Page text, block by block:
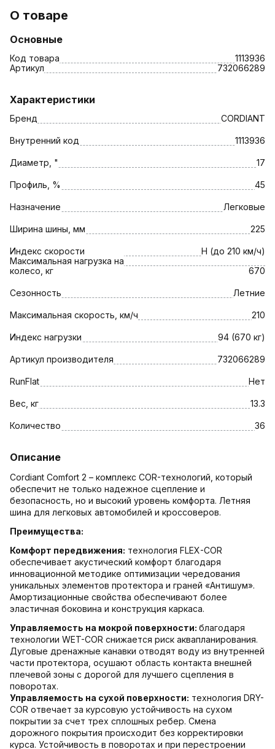
О товаре
Основные
Код товара
1113936
Артикул
732066289
Характеристики
Бренд CORDIANT
Внутренний код 1113936
Диаметр, " 17
Профиль, % 45
Назначение Легковые
Ширина шины, мм 225
Индекс скорости
H (до 210 км/ч)
Максимальная нагрузка на
колесо, кг
670
Сезонность Летние
Максимальная скорость, км/ч 210
Индекс нагрузки 94 (670 кг)
Артикул производителя 732066289
RunFlat Нет
Вес, кг 13.3
Количество 36
Описание
Cordiant Comfort 2 – комплекс COR-технологий, который
обеспечит не только надежное сцепление и
безопасность, но и высокий уровень комфорта. Летняя
шина для легковых автомобилей и кроссоверов.
Преимущества:
Комфорт передвижения: технология FLEX-COR
обеспечивает акустический комфорт благодаря
инновационной методике оптимизации чередования
уникальных элементов протектора и граней «Антишум».
Амортизационные свойства обеспечивают более
эластичная боковина и конструкция каркаса.
Управляемость на мокрой поверхности: благодаря
технологии WET-COR снижается риск аквапланирования.
Дуговые дренажные канавки отводят воду из внутренней
части протектора, осушают область контакта внешней
плечевой зоны с дорогой для лучшего сцепления в
поворотах.
Управляемость на сухой поверхности: технология DRY-
COR отвечает за курсовую устойчивость на сухом
покрытии за счет трех сплошных ребер. Смена
дорожного покрытия происходит без корректировки
курса. Устойчивость в поворотах и при перестроении